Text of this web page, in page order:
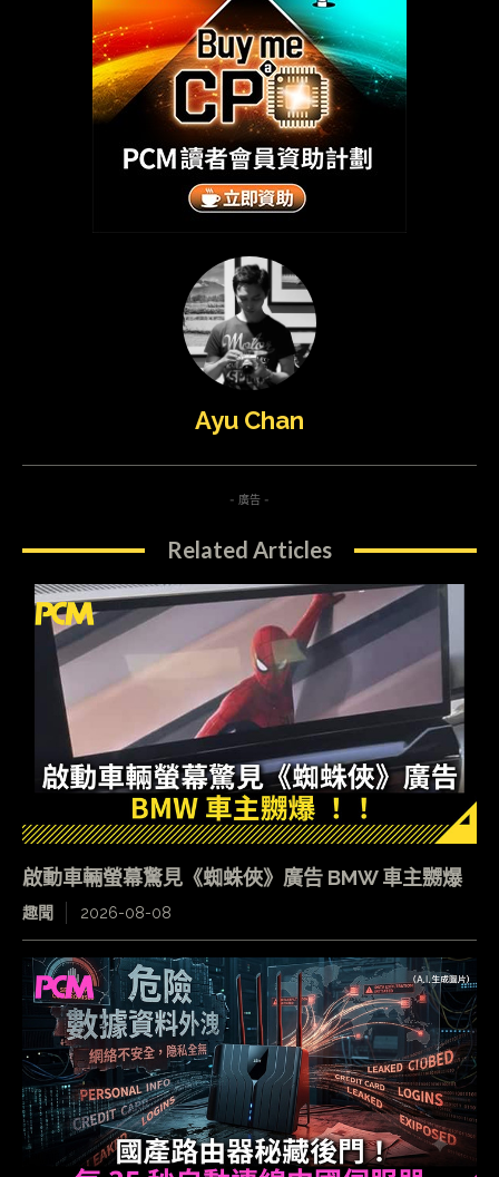
Ayu Chan
- 廣告 -
Related Articles
啟動車輛螢幕驚見《蜘蛛俠》廣告 BMW 車主嬲爆
趣聞 2026-08-08